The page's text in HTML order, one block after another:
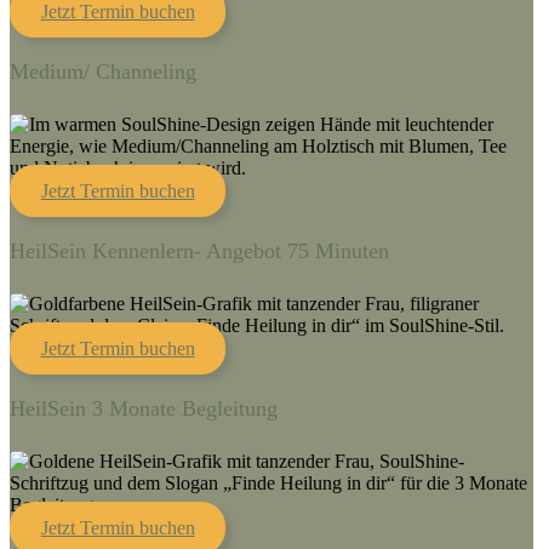
Jetzt Termin buchen
Medium/ Channeling
Jetzt Termin buchen
HeilSein Kennenlern- Angebot 75 Minuten
Jetzt Termin buchen
HeilSein 3 Monate Begleitung
Jetzt Termin buchen